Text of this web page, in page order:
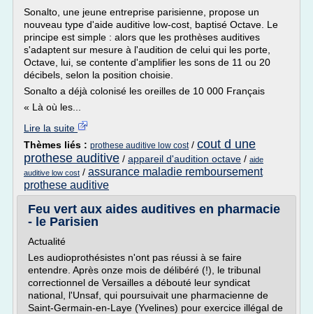
Sonalto, une jeune entreprise parisienne, propose un
nouveau type d'aide auditive low-cost, baptisé Octave. Le
principe est simple : alors que les prothèses auditives
s'adaptent sur mesure à l'audition de celui qui les porte,
Octave, lui, se contente d'amplifier les sons de 11 ou 20
décibels, selon la position choisie.
Sonalto a déjà colonisé les oreilles de 10 000 Français
« Là où les...
Lire la suite
Thèmes liés : prothese auditive low cost/ cout d une
prothese auditive / appareil d'audition octave / aide
auditive low cost / assurance maladie remboursement
prothese auditive
Feu vert aux aides auditives en pharmacie
- le Parisien
Actualité
Les audioprothésistes n'ont pas réussi à se faire
entendre. Après onze mois de délibéré (!), le tribunal
correctionnel de Versailles a débouté leur syndicat
national, l'Unsaf, qui poursuivait une pharmacienne de
Saint-Germain-en-Laye (Yvelines) pour exercice illégal de